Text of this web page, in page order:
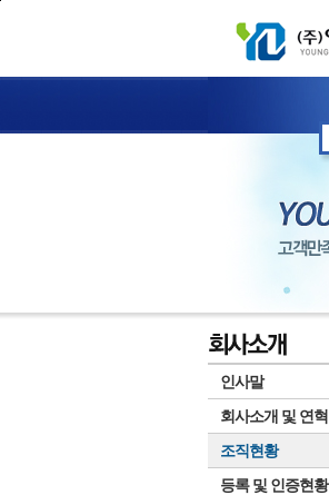
인사말
회사소개 및 연혁
조직현황
등록 및 인증현황